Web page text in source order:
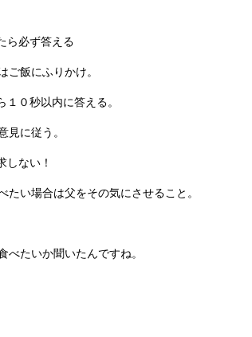
ら必ず答える
ご飯にふりかけ。
０秒以内に答える。
見に従う。
しない！
たい場合は父をその気にさせること。
べたいか聞いたんですね。